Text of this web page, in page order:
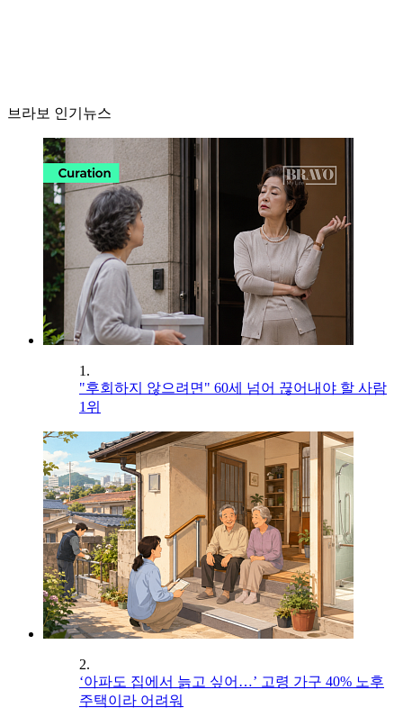
브라보 인기뉴스
1.
"후회하지 않으려면" 60세 넘어 끊어내야 할 사람
1위
2.
‘아파도 집에서 늙고 싶어…’ 고령 가구 40% 노후
주택이라 어려워